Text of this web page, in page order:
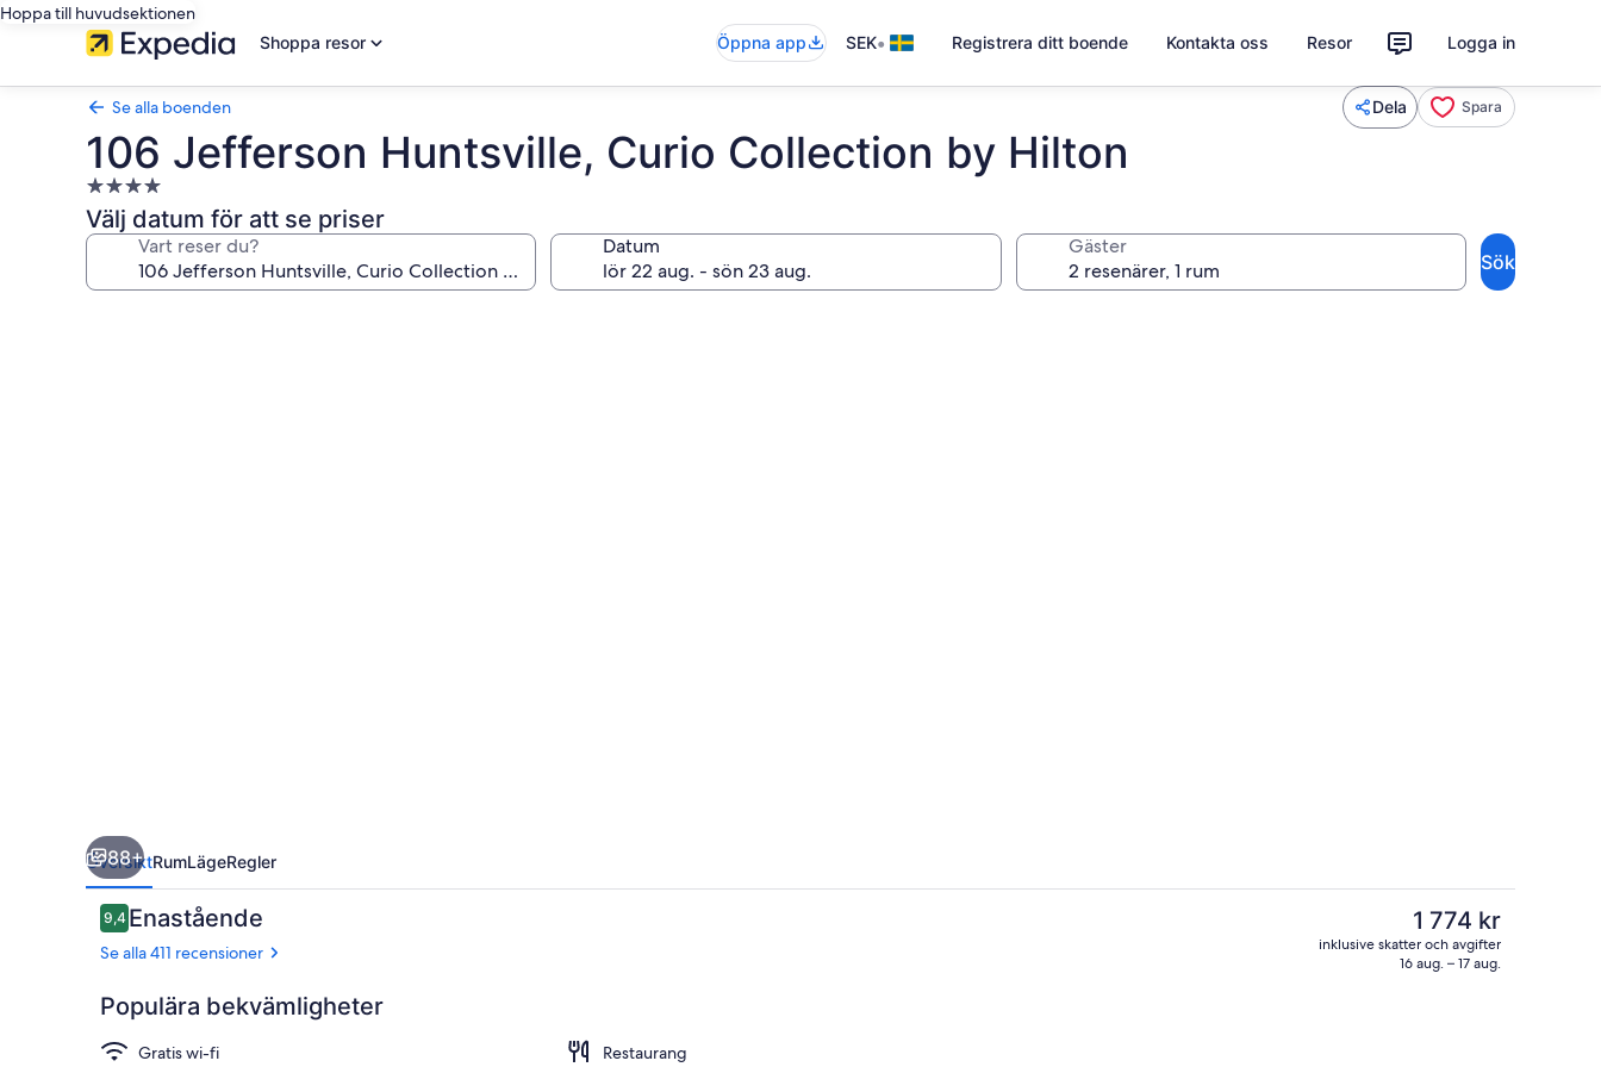
Hoppa till huvudsektionen
Shoppa resor Öppna app SEK• Registrera ditt boende Kontakta oss Resor Logga in
Se alla boenden Dela Spara
106 Jefferson Huntsville, Curio Collection by Hilton
4.0-
stjärnigt
boende
Välj datum för att se priser
Vart reser du? Datum Gäster
Sök
Bar på takterrassen, uteservering,
88+
ÖversiktRumLägeRegler
Recensioner
9,49,4 av 10,
Enastående
Se alla 411 recensioner
Populära bekvämligheter
Gratis wi-fi
Restaurang
Det
nuvarande
priset
1 774 kr
inklusive skatter och avgifter
16 aug. – 17 aug.